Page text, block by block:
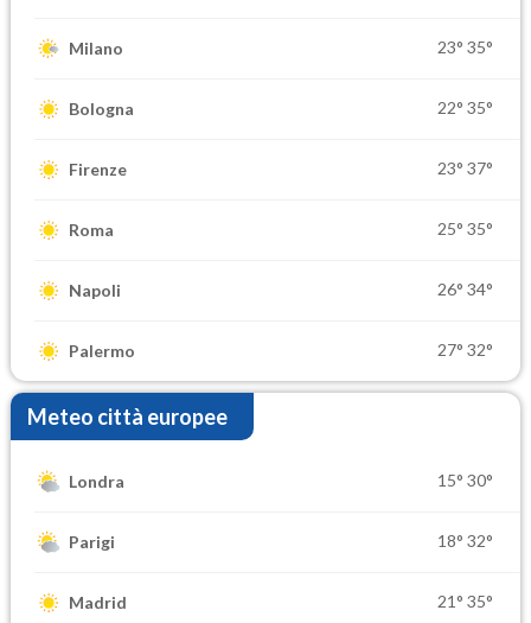
Milano 23° 35°
Bologna 22° 35°
Firenze 23° 37°
Roma 25° 35°
Napoli 26° 34°
Palermo 27° 32°
Meteo città europee
Londra 15° 30°
Parigi 18° 32°
Madrid 21° 35°